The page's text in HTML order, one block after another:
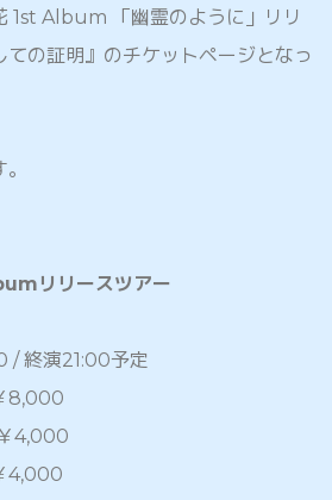
1st Album 「幽霊のように」リリ
の証明』のチケットページとなっ
リリースツアー
/ 終演21:00予定
8,000